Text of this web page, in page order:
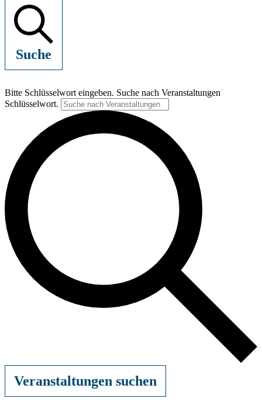
Suche
Bitte Schlüsselwort eingeben. Suche nach Veranstaltungen
Schlüsselwort.
Veranstaltungen suchen